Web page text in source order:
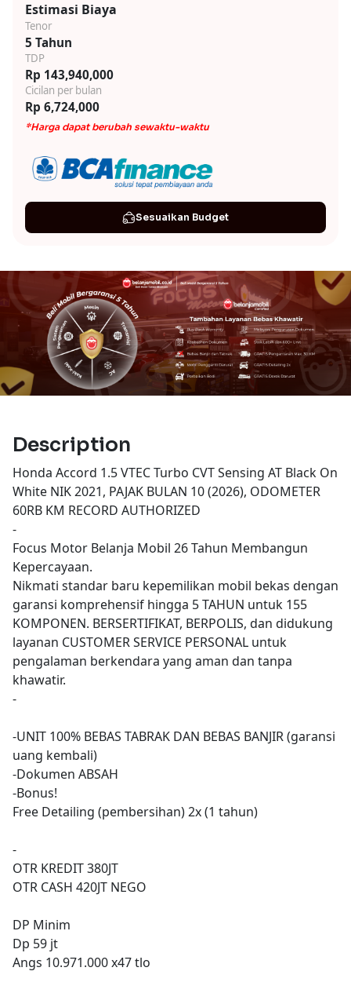
Estimasi Biaya
Tenor
5 Tahun
TDP
Rp 143,940,000
Cicilan per bulan
Rp 6,724,000
*Harga dapat berubah sewaktu-waktu
Sesuaikan Budget
Description
Honda Accord 1.5 VTEC Turbo CVT Sensing AT Black On
White NIK 2021, PAJAK BULAN 10 (2026), ODOMETER
60RB KM RECORD AUTHORIZED
-
Focus Motor Belanja Mobil 26 Tahun Membangun
Kepercayaan.
Nikmati standar baru kepemilikan mobil bekas dengan
garansi komprehensif hingga 5 TAHUN untuk 155
KOMPONEN. BERSERTIFIKAT, BERPOLIS, dan didukung
layanan CUSTOMER SERVICE PERSONAL untuk
pengalaman berkendara yang aman dan tanpa
khawatir.
-
-UNIT 100% BEBAS TABRAK DAN BEBAS BANJIR (garansi
uang kembali)
-Dokumen ABSAH
-Bonus!
Free Detailing (pembersihan) 2x (1 tahun)
-
OTR KREDIT 380JT
OTR CASH 420JT NEGO
DP Minim
Dp 59 jt
Angs 10.971.000 x47 tlo